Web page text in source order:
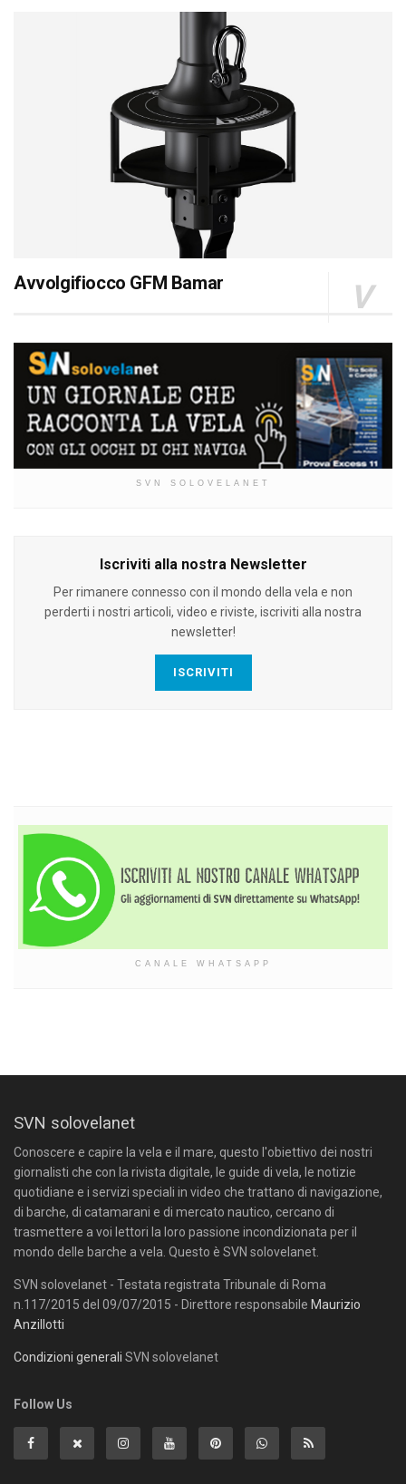
Avvolgifiocco GFM Bamar
SVN SOLOVELANET
Iscriviti alla nostra Newsletter
Per rimanere connesso con il mondo della vela e non
perderti i nostri articoli, video e riviste, iscriviti alla nostra
newsletter!
ISCRIVITI
CANALE WHATSAPP
SVN solovelanet
Conoscere e capire la vela e il mare, questo l'obiettivo dei nostri
giornalisti che con la rivista digitale, le guide di vela, le notizie
quotidiane e i servizi speciali in video che trattano di navigazione,
di barche, di catamarani e di mercato nautico, cercano di
trasmettere a voi lettori la loro passione incondizionata per il
mondo delle barche a vela. Questo è SVN solovelanet.
SVN solovelanet - Testata registrata Tribunale di Roma
n.117/2015 del 09/07/2015 - Direttore responsabile Maurizio
Anzillotti
Condizioni generali SVN solovelanet
Follow Us